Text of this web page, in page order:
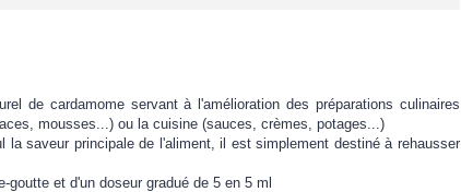
de cardamome servant à l'amélioration des préparations culinaires
mousses...) ou la cuisine (sauces, crèmes, potages...)
la saveur principale de l'aliment, il est simplement destiné à rehausser
goutte et d'un doseur gradué de 5 en 5 ml